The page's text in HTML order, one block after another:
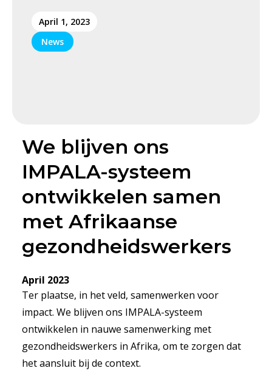
April 1, 2023
News
We blijven ons
IMPALA-systeem
ontwikkelen samen
met Afrikaanse
gezondheidswerkers
April 2023
Ter plaatse, in het veld, samenwerken voor
impact. We blijven ons IMPALA-systeem
ontwikkelen in nauwe samenwerking met
gezondheidswerkers in Afrika, om te zorgen dat
het aansluit bij de context.